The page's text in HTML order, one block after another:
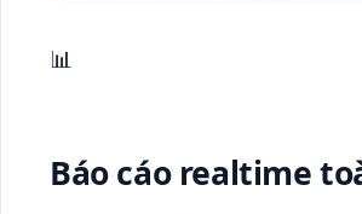
📊
Báo cáo realtime